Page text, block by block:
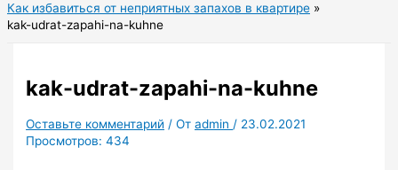
Как избавиться от неприятных запахов в квартире
kak-udrat-zapahi-na-kuhne
kak-udrat-zapahi-na-kuhne
Оставьте комментарий / Отadmin / 23.02.2021
Просмотров: 434